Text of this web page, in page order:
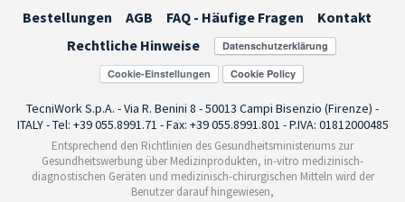
Bestellungen
AGB FAQ - Häufige Fragen
Kontakt
Rechtliche Hinweise
Cookie-Einstellungen
TecniWork S.p.A. - Via R. Benini 8 - 50013 Campi Bisenzio (Firenze) -
ITALY - Tel: +39 055.8991.71 - Fax: +39 055.8991.801 - P.IVA: 01812000485
Entsprechend den Richtlinien des Gesundheitsministeriums zur
Gesundheitswerbung über Medizinprodukten, in-vitro medizinisch-
diagnostischen Geräten und medizinisch-chirurgischen Mitteln wird der
Benutzer darauf hingewiesen,